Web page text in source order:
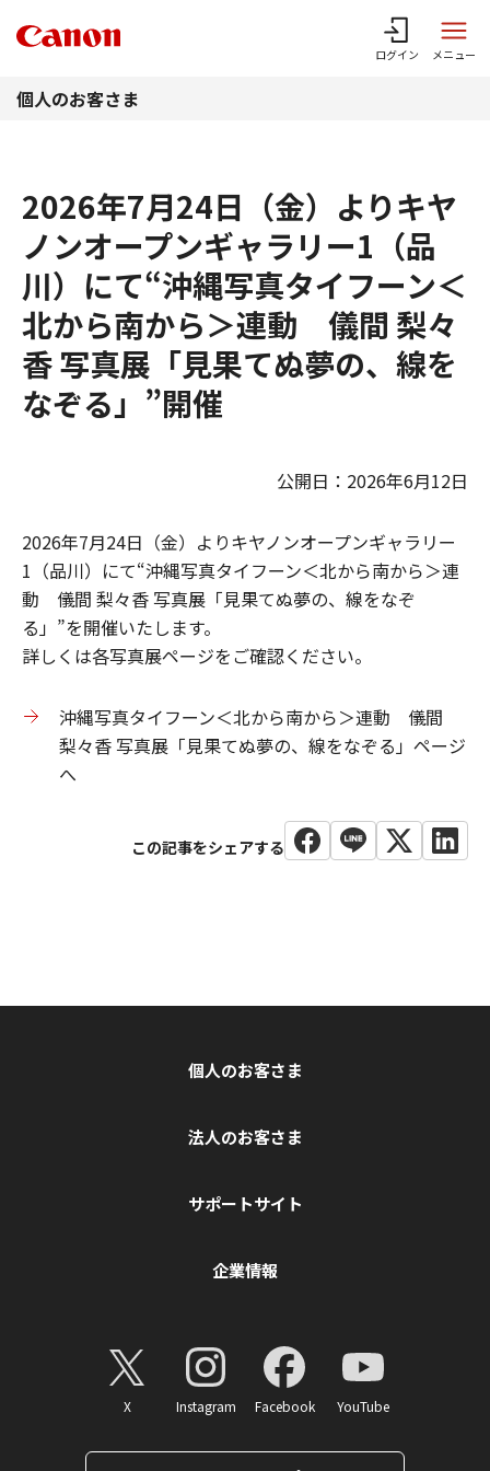
ログイン メニュー
個人のお客さま
2026年7月24日（金）よりキヤ
ノンオープンギャラリー1（品
川）にて“沖縄写真タイフーン＜
北から南から＞連動 儀間 梨々
香 写真展「見果てぬ夢の、線を
なぞる」”開催
公開日：2026年6月12日
2026年7月24日（金）よりキヤノンオープンギャラリー
1（品川）にて“沖縄写真タイフーン＜北から南から＞連
動 儀間 梨々香 写真展「見果てぬ夢の、線をなぞ
る」”を開催いたします。
​詳しくは各写真展ページをご確認ください。
沖縄写真タイフーン＜北から南から＞連動 儀間
梨々香 写真展「見果てぬ夢の、線をなぞる」ページ
へ
個人のお客さま
法人のお客さま
サポートサイト
企業情報
X Instagram Facebook YouTube